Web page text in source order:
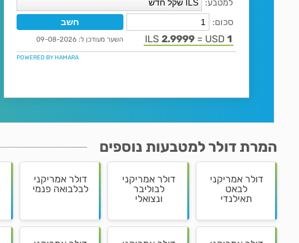
המרת דולר למטבעות נוספים
דולר אמריקני
לבאט
תאילנדי
דולר אמריקני
לבוליבר
ונצואלי
דולר אמריקני
לבלבואה פנמי